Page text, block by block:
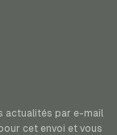
actualités par e-mail
cet envoi et vous